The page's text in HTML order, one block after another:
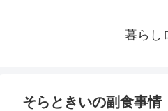
暮らし
そらときいの副食事情